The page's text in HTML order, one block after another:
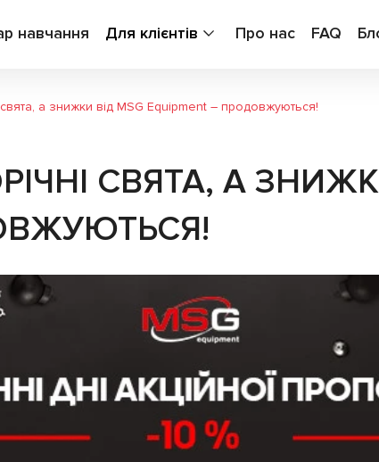
навчання Для клієнтів Про нас FAQ
а знижки від MSG Equipment – продовжуються!
СВЯТА, А